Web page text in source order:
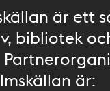
är ett
bibliotek
är: